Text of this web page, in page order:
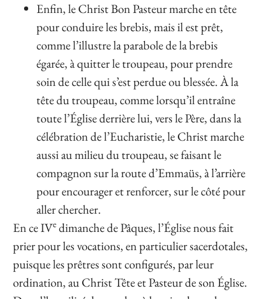
Enfin, le Christ Bon Pasteur marche en tête
pour conduire les brebis, mais il est prêt,
comme l’illustre la parabole de la brebis
égarée, à quitter le troupeau, pour prendre
soin de celle qui s’est perdue ou blessée. À la
tête du troupeau, comme lorsqu’il entraîne
toute l’Église derrière lui, vers le Père, dans la
célébration de l’Eucharistie, le Christ marche
aussi au milieu du troupeau, se faisant le
compagnon sur la route d’Emmaüs, à l’arrière
pour encourager et renforcer, sur le côté pour
aller chercher.
En ce IVedimanche de Pâques, l’Église nous fait
prier pour les vocations, en particulier sacerdotales,
puisque les prêtres sont configurés, par leur
ordination, au Christ Tête et Pasteur de son Église.